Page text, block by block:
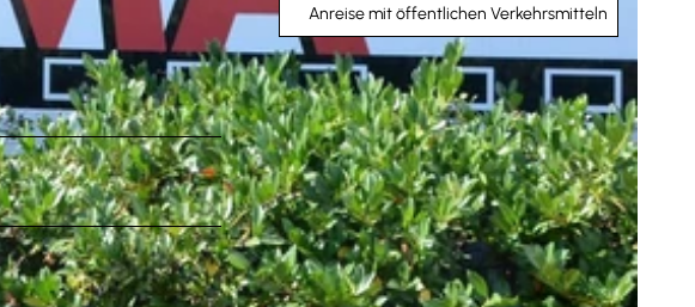
Anreise mit öffentlichen Verkehrsmitteln